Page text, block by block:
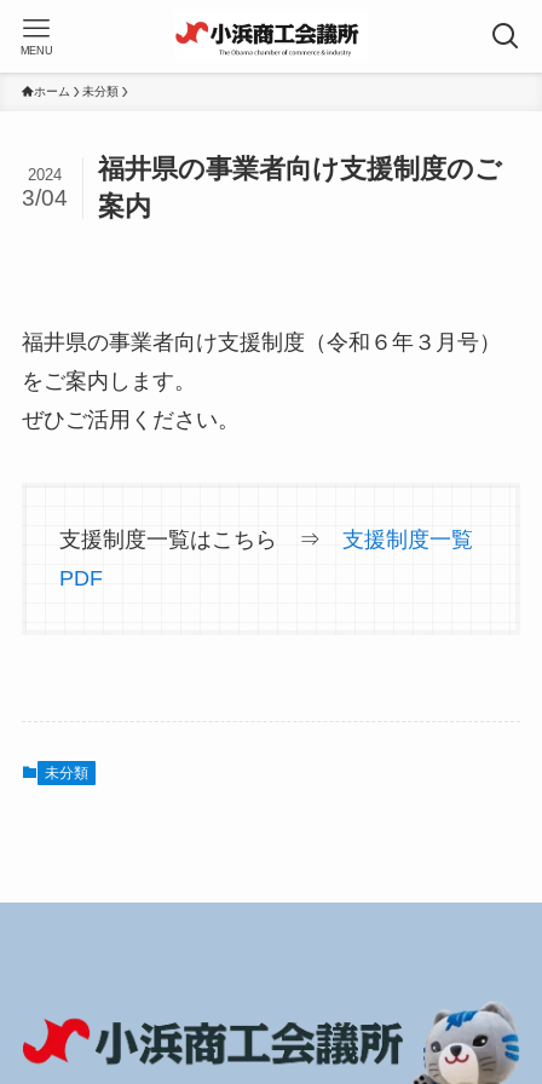
MENU
ホーム 未分類
福井県の事業者向け支援制度のご
案内
2024
3/04
福井県の事業者向け支援制度（令和６年３月号）
をご案内します。
ぜひご活用ください。
支援制度一覧はこちら ⇒ 支援制度一覧
PDF
未分類